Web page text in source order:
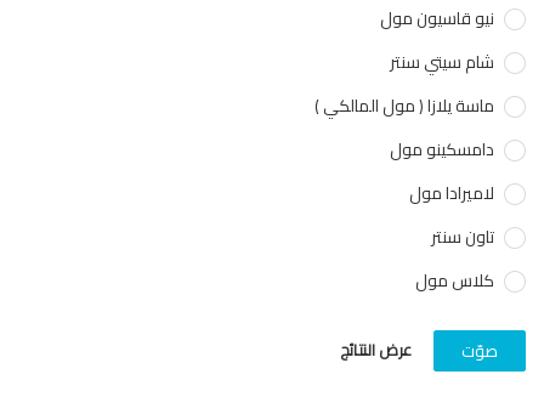
نيو قاسيون مول
شام سيتي سنتر
ماسة يلازا ( مول المالكي )
دامسكينو مول
لاميرادا مول
تاون سنتر
كلاس مول
عرض النتائج